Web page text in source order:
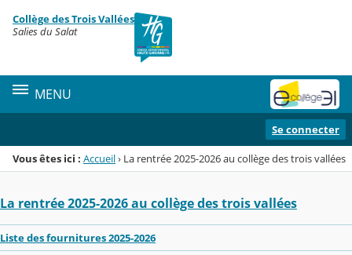
Menu de la rubrique
Contenu
Collège des Trois Vallées
Salies du Salat
MENU
Se connecter
Vous êtes ici : Accueil› La rentrée 2025-2026 au collège des trois vallées
La rentrée 2025-2026 au collège des trois vallées
Liste des fournitures 2025-2026